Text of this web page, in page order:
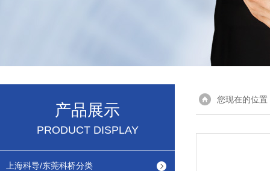
产品展示
PRODUCT DISPLAY
上海科导/东莞科桥分类
您现在的位置